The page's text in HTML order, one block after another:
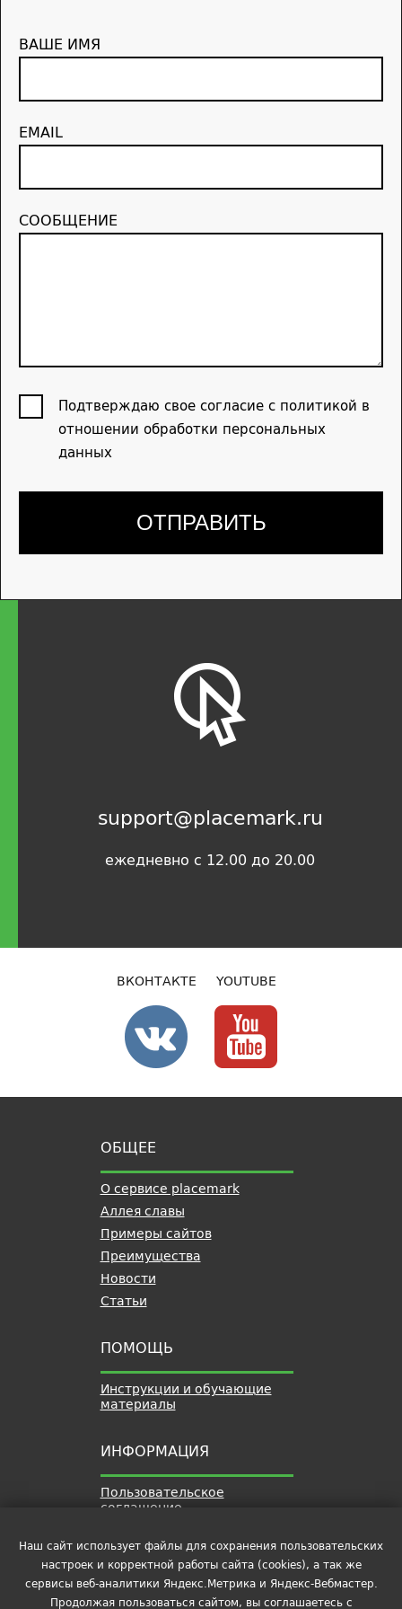
support@placemark.ru
ежедневно с 12.00 до 20.00
ВАШЕ ИМЯ
EMAIL
СООБЩЕНИЕ
Подтверждаю свое согласие с политикой в
отношении обработки персональных
данных
ВКОНТАКТЕ YOUTUBE
ОБЩЕЕ
О сервисе placemark
Аллея славы
Примеры сайтов
Преимущества
Новости
Статьи
ПОМОЩЬ
Инструкции и обучающие
материалы
ИНФОРМАЦИЯ
Пользовательское
соглашение
персональных данных
Контакты
Наш сайт использует файлы для сохранения пользовательских
настроек и корректной работы сайта (cookies), а так же
сервисы веб-аналитики Яндекс.Метрика и Яндекс-Вебмастер.
Продолжая пользоваться сайтом, вы соглашаетесь с